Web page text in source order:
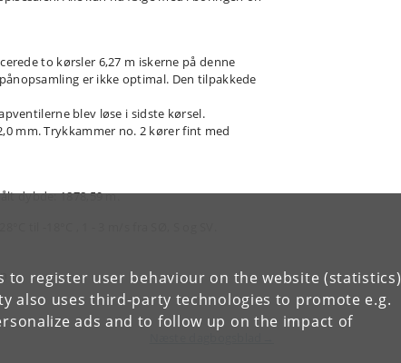
register user behaviour on the website (statistics)
also uses third-party technologies to promote e.g.
ads and to follow up on the impact of
to kørsler 6,27 m iskerne på denne
er ikke optimal. Den tilpakkede
blev løse i sidste kørsel.
mm. Trykkammer no. 2 kører fint med
dybde: 1878,59 m.